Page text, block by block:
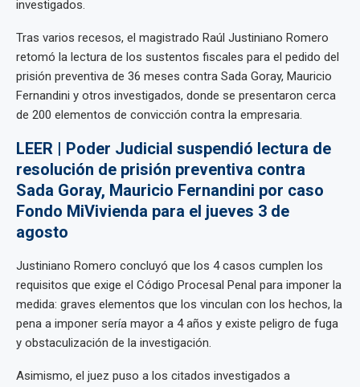
investigados.
Tras varios recesos, el magistrado Raúl Justiniano Romero
retomó la lectura de los sustentos fiscales para el pedido del
prisión preventiva de 36 meses contra Sada Goray, Mauricio
Fernandini y otros investigados, donde se presentaron cerca
de 200 elementos de convicción contra la empresaria.
LEER | Poder Judicial suspendió lectura de
resolución de prisión preventiva contra
Sada Goray, Mauricio Fernandini por caso
Fondo MiVivienda para el jueves 3 de
agosto
Justiniano Romero concluyó que los 4 casos cumplen los
requisitos que exige el Código Procesal Penal para imponer la
medida: graves elementos que los vinculan con los hechos, la
pena a imponer sería mayor a 4 años y existe peligro de fuga
y obstaculización de la investigación.
Asimismo, el juez puso a los citados investigados a